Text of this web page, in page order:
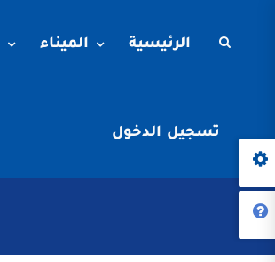
الرئيسية الميناء
تسجيل الدخول